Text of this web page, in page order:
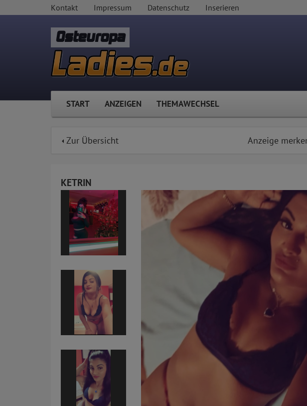
Kontakt Impressum Datenschutz Inserieren
Osteuropa
START ANZEIGEN THEMAWECHSEL
Zur Übersicht Anzeige
KETRIN